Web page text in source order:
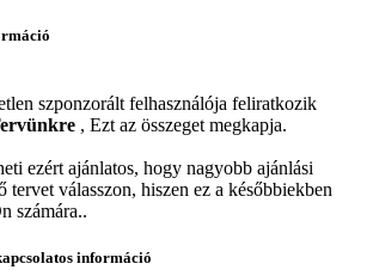
szponzorált felhasználója feliratkozik
, Ezt az összeget megkapja.
ezért ajánlatos, hogy nagyobb ajánlási
tervet válasszon, hiszen ez a későbbiekben
számára..
információ